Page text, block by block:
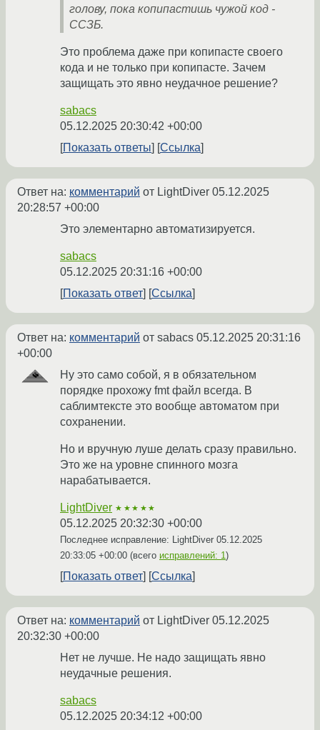
голову, пока копипастишь чужой код -
ССЗБ.
Это проблема даже при копипасте своего
кода и не только при копипасте. Зачем
защищать это явно неудачное решение?
sabacs
05.12.2025 20:30:42 +00:00
Показать ответы
Ссылка
Ответ на: комментарий от LightDiver 05.12.2025
20:28:57 +00:00
Это элементарно автоматизируется.
sabacs
05.12.2025 20:31:16 +00:00
Показать ответ
Ссылка
Ответ на: комментарий от sabacs 05.12.2025 20:31:16
+00:00
Ну это само собой, я в обязательном
порядке прохожу fmt файл всегда. В
саблимтексте это вообще автоматом при
сохранении.
Но и вручную луше делать сразу правильно.
Это же на уровне спинного мозга
нарабатывается.
LightDiver ★★★★★
05.12.2025 20:32:30 +00:00
Последнее исправление: LightDiver 05.12.2025
20:33:05 +00:00 (всего исправлений: 1)
Показать ответ Ссылка
Ответ на: комментарий от LightDiver 05.12.2025
20:32:30 +00:00
Нет не лучше. Не надо защищать явно
неудачные решения.
sabacs
05.12.2025 20:34:12 +00:00